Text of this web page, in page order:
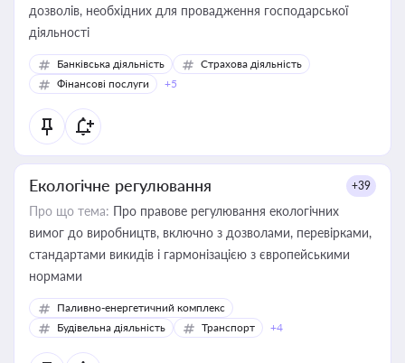
дозволів, необхідних для провадження господарської
діяльності
Банківська діяльність
Страхова діяльність
Фінансові послуги
+5
Екологічне регулювання +39
Про що тема: Про правове регулювання екологічних
вимог до виробництв, включно з дозволами, перевірками,
стандартами викидів і гармонізацією з європейськими
нормами
Паливно-енергетичний комплекс
Будівельна діяльність
Транспорт +4